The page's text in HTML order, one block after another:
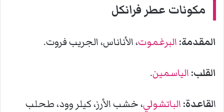
مكونات عطر فرانكل
المقدمة: البرغموت، الأناناس، الجريب فروت.
القلب: الياسمين.
القاعدة: الباتشولي، خشب الأرز، كيلر وود، طحلب